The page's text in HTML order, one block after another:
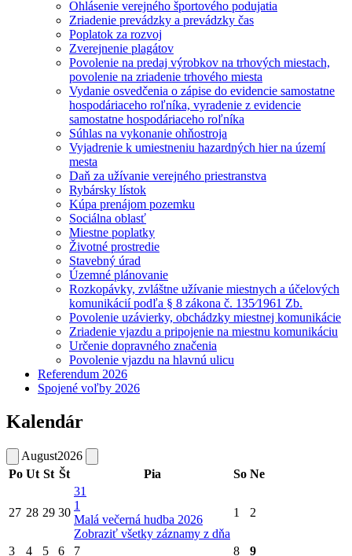
Ohlásenie verejného športového podujatia
Zriadenie prevádzky a prevádzky čas
Poplatok za rozvoj
Zverejnenie plagátov
Povolenie na predaj výrobkov na trhových miestach,
povolenie na zriadenie trhového miesta
Vydanie osvedčenia o zápise do evidencie samostatne
hospodáriaceho roľníka, vyradenie z evidencie
samostatne hospodáriaceho roľníka
Súhlas na vykonanie ohňostroja
Vyjadrenie k umiestneniu hazardných hier na území
mesta
Daň za užívanie verejného priestranstva
Rybársky lístok
Kúpa prenájom pozemku
Sociálna oblasť
Miestne poplatky
Životné prostredie
Stavebný úrad
Územné plánovanie
Rozkopávky, zvláštne užívanie miestnych a účelových
komunikácií podľa § 8 zákona č. 135⁄1961 Zb.
Povolenie uzávierky, obchádzky miestnej komunikácie
Zriadenie vjazdu a pripojenie na miestnu komunikáciu
Určenie dopravného značenia
Povolenie vjazdu na hlavnú ulicu
Referendum 2026
Spojené voľby 2026
Kalendár
August2026
Po Ut St Št Pia So Ne
27 28 29 30
31
1
Malá večerná hudba 2026
Zobraziť všetky záznamy z dňa
1 2
3 4 5 6 7 8 9